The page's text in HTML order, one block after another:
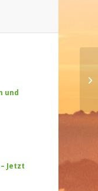
und
Jetzt